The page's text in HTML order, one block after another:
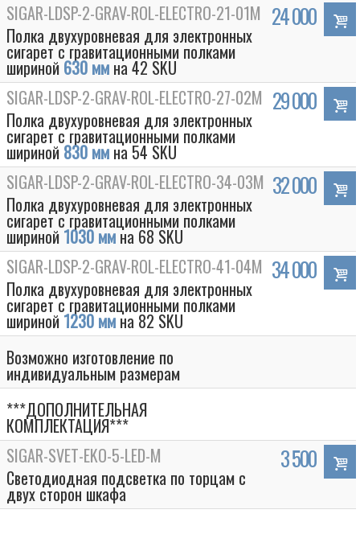
SIGAR-LDSP-2-GRAV-ROL-ELECTRO-21-01M
Полка двухуровневая для электронных
сигарет с гравитационными полками
шириной 630 мм на 42 SKU
24 000
SIGAR-LDSP-2-GRAV-ROL-ELECTRO-27-02M
Полка двухуровневая для электронных
сигарет с гравитационными полками
шириной 830 мм на 54 SKU
29 000
SIGAR-LDSP-2-GRAV-ROL-ELECTRO-34-03M
Полка двухуровневая для электронных
сигарет с гравитационными полками
шириной 1030 мм на 68 SKU
32 000
SIGAR-LDSP-2-GRAV-ROL-ELECTRO-41-04M
Полка двухуровневая для электронных
сигарет с гравитационными полками
шириной 1230 мм на 82 SKU
34 000
Возможно изготовление по
индивидуальным размерам
***ДОПОЛНИТЕЛЬНАЯ
КОМПЛЕКТАЦИЯ***
SIGAR-SVET-EKO-5-LED-M
Светодиодная подсветка по торцам с
двух сторон шкафа
3 500